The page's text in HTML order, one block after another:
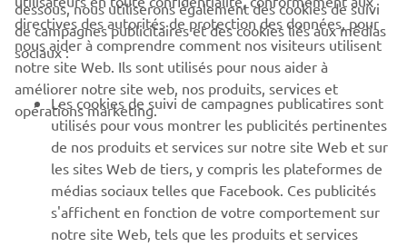
CORPORATE
PROS & B2B
PLUS YAMAHA
SUPPORT
NEWSLETTER
directives des autorités de protection des données, pour
nous aider à comprendre comment nos visiteurs utilisent
notre site Web. Ils sont utilisés pour nous aider à
améliorer notre site web, nos produits, services et
opérations marketing.
dessous, nous utiliserons également des cookies de suivi
de campagnes publicitaires et des cookies liés aux médias
sociaux :
Les cookies de suivi de campagnes publicatires sont
utilisés pour vous montrer les publicités pertinentes
de nos produits et services sur notre site Web et sur
les sites Web de tiers, y compris les plateformes de
médias sociaux telles que Facebook. Ces publicités
s'affichent en fonction de votre comportement sur
notre site Web, tels que les produits et services